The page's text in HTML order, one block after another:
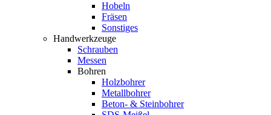
Hobeln
Fräsen
Sonstiges
Handwerkzeuge
Schrauben
Messen
Bohren
Holzbohrer
Metallbohrer
Beton- & Steinbohrer